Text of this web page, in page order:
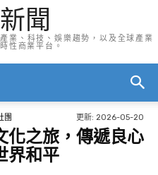
聞
業、科技、娛樂趨勢，以及全球產業
性商業平台。
團 更新: 2026-05-20
化之旅，傳遞良心
界和平